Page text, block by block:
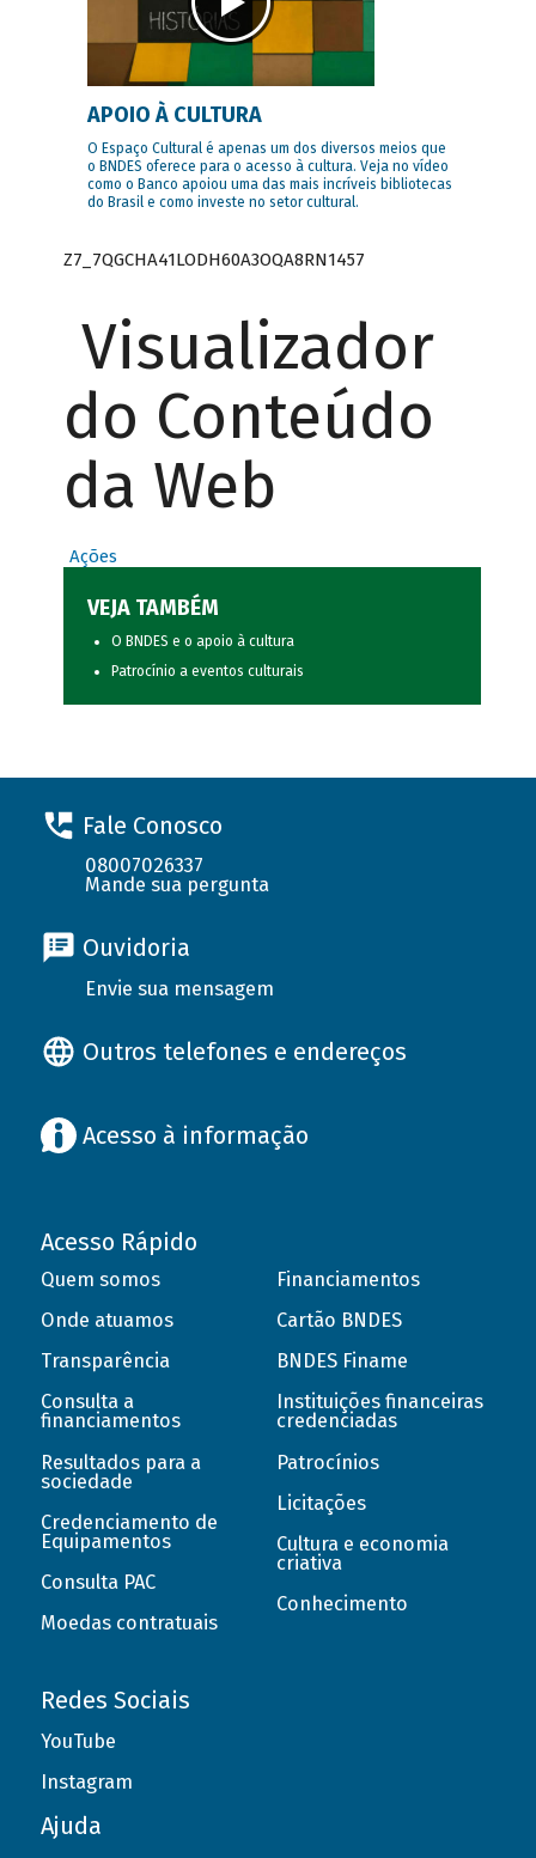
APOIO À CULTURA
O Espaço Cultural é apenas um dos diversos meios que
o BNDES oferece para o acesso à cultura. Veja no vídeo
como o Banco apoiou uma das mais incríveis bibliotecas
do Brasil e como investe no setor cultural.
Z7_7QGCHA41LODH60A3OQA8RN1457
Visualizador
do Conteúdo
da Web
Ações
VEJA TAMBÉM
O BNDES e o apoio à cultura
Patrocínio a eventos culturais
Fale Conosco
08007026337
Mande sua pergunta
Ouvidoria
Envie sua mensagem
Outros telefones e endereços
Acesso à informação
Acesso Rápido
Quem somos
Onde atuamos
Transparência
Consulta a
financiamentos
Resultados para a
sociedade
Credenciamento de
Equipamentos
Consulta PAC
Moedas contratuais
Financiamentos
Cartão BNDES
BNDES Finame
Instituições financeiras
credenciadas
Patrocínios
Licitações
Cultura e economia
criativa
Conhecimento
Redes Sociais
YouTube
Instagram
Ajuda